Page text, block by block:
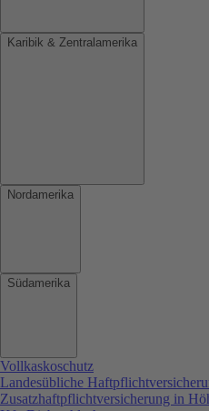
Karibik & Zentralamerika
Nordamerika
Südamerika
Vollkaskoschutz
Landesübliche
Zusatzhaftpflichtversicherung in